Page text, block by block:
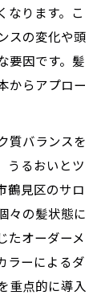
なります。こ
スの変化や頭
要因です。髪
からアプロー
質バランスを
うるおいとツ
鶴見区のサロ
々の髪状態に
たオーダーメ
ラーによるダ
重点的に導入